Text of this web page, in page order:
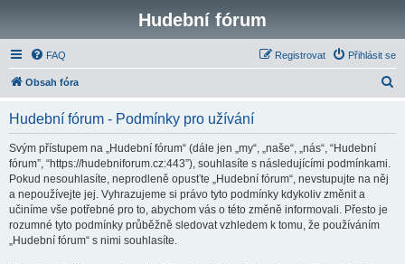
Hudební fórum
FAQ Přihlásit se
Registrovat
Obsah fóra
Hudební fórum - Podmínky pro užívání
Svým přístupem na „Hudební fórum“ (dále jen „my“, „naše“, „nás“, “Hudební
fórum”, “https://hudebniforum.cz:443”), souhlasíte s následujícími podmínkami.
Pokud nesouhlasíte, neprodleně opusťte „Hudební fórum“, nevstupujte na něj
a nepoužívejte jej. Vyhrazujeme si právo tyto podmínky kdykoliv změnit a
učiníme vše potřebné pro to, abychom vás o této změně informovali. Přesto je
rozumné tyto podmínky průběžně sledovat vzhledem k tomu, že používáním
„Hudební fórum“ s nimi souhlasíte.